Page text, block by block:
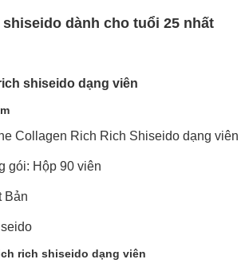
dành cho tuổi 25 nhất
shiseido dạng viên
Collagen Rich Rich Shiseido dạng viên
gói: Hộp 90 viên
Bản
rich shiseido dạng viên